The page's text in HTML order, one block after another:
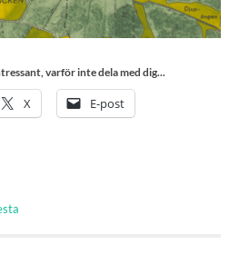
varför inte dela med dig...
X E-post